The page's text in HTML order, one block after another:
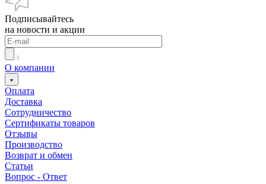
Подписывайтесь
на новости и акции
О компании
Оплата
Доставка
Сотрудничество
Сертификаты товаров
Отзывы
Производство
Возврат и обмен
Статьи
Вопрос - Ответ